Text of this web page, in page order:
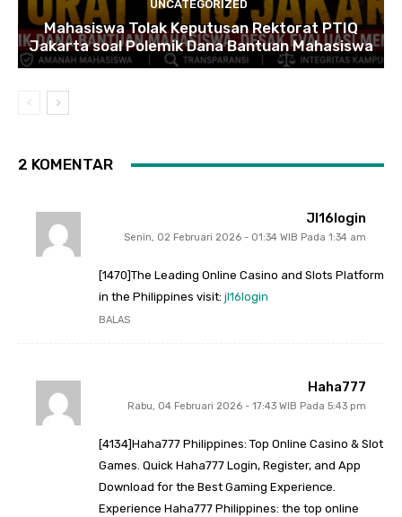
UNCATEGORIZED
Mahasiswa Tolak Keputusan Rektorat PTIQ
Jakarta soal Polemik Dana Bantuan Mahasiswa
2 KOMENTAR
Jl16login
Senin, 02 Februari 2026 - 01:34 WIB Pada 1:34 am
[1470]The Leading Online Casino and Slots Platform
in the Philippines visit: jl16login
BALAS
Haha777
Rabu, 04 Februari 2026 - 17:43 WIB Pada 5:43 pm
[4134]Haha777 Philippines: Top Online Casino & Slot
Games. Quick Haha777 Login, Register, and App
Download for the Best Gaming Experience.
Experience Haha777 Philippines: the top online